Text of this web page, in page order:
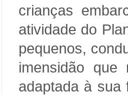
crianças
atividade do
pequenos,
imensidão que
adaptada à sua